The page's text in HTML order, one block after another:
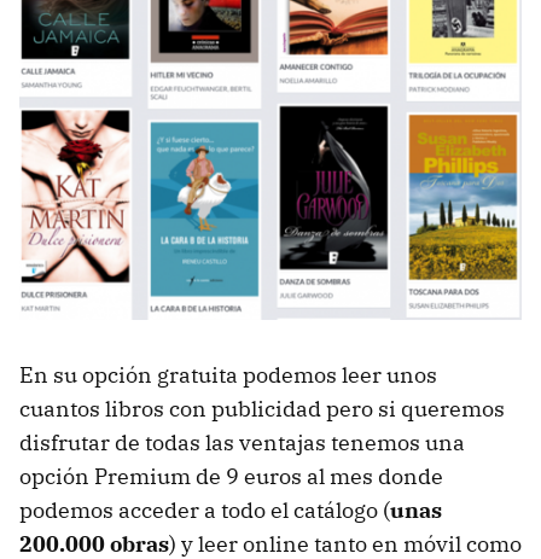
En su opción gratuita podemos leer unos
cuantos libros con publicidad pero si queremos
disfrutar de todas las ventajas tenemos una
opción Premium de 9 euros al mes donde
podemos acceder a todo el catálogo (unas
200.000 obras) y leer online tanto en móvil como